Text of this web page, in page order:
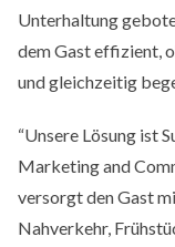
Unterhaltung
dem Gast effizient,
und gleichzeitig
“Unsere Lösung ist
Marketing and
versorgt den Gast
Nahverkehr,